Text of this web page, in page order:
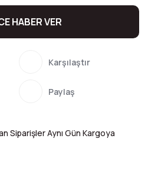
HABER VER
Karşılaştır
Paylaş
Siparişler Aynı Gün Kargoya